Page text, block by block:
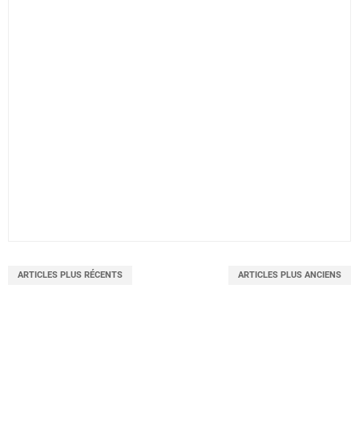
ARTICLES PLUS RÉCENTS ARTICLES PLUS ANCIENS